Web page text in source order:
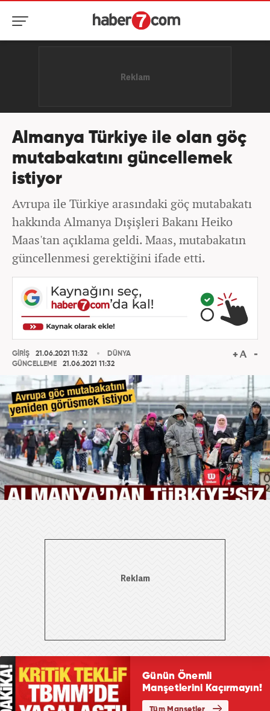
Almanya Türkiye ile olan göç
mutabakatını güncellemek
istiyor
Avrupa ile Türkiye arasındaki göç mutabakatı
hakkında Almanya Dışişleri Bakanı Heiko
Maas'tan açıklama geldi. Maas, mutabakatın
güncellenmesi gerektiğini ifade etti.
GİRİŞ
21.06.2021 11:32
GÜNCELLEME
21.06.2021 11:32
DÜNYA